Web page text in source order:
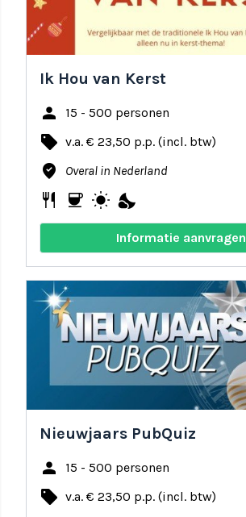
Ik Hou van Kerst
person 15 - 500 personen
local_offer v.a. € 23,50 p.p. (incl. btw)
where_to_vote Overal in Nederland
restaurant coffee wb_sunny nights_stay
Informatie aanvragen
Nieuwjaars PubQuiz
person 15 - 500 personen
local_offer v.a. € 23,50 p.p. (incl. btw)